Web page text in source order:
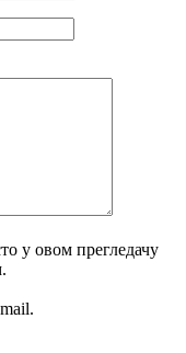
у овом прегледачу